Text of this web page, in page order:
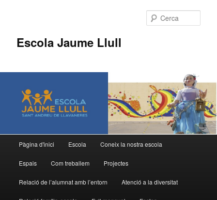
Escola Jaume Llull
principal
Aneu
al
contingut
Aneu
al
contingut
Pàgina d'inici Escola Coneix la nostra escola
Espais Com treballem Projectes
Relació de l’alumnat amb l’entorn Atenció a la diversitat